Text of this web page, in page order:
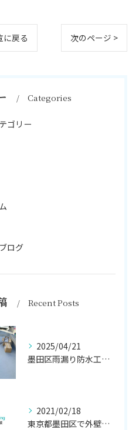
に戻る 次のページ >
Categories
ゴリー
ログ
Recent Posts
2025/04/21
墨田区雨漏り防水工事はナカオ塗装まで！！
2021/02/18
東京都墨田区で外壁塗り替え工事なら(有)ナカオ塗装にお任せ